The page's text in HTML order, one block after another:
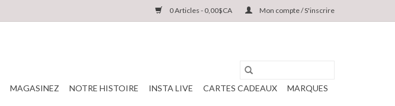
0 Articles - 0,00$CA Mon compte / S'inscrire
MAGASINEZ NOTRE HISTOIRE INSTA LIVE CARTES CADEAUX MARQUES